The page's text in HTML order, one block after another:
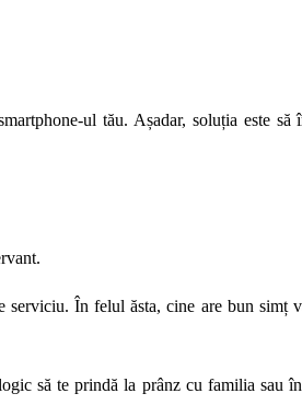
ul tău. Așadar, soluția este
În felul ăsta, cine are bun simț
să te prindă la prânz cu familia sau